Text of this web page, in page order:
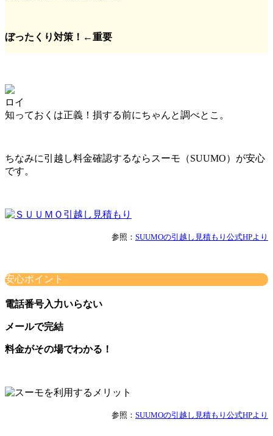
ぼったくり対策！←重要
ロイ
知っておくは正義！損する前にちゃんと調べとこ。
ちなみに引越し料金確認するならスーモ（SUUMO）が安心
です。
参照： SUUMOの引越し見積もり公式HPより
安心ポイント
電話番号入力いらない
メールで完結
料金がその場でわかる！
参照： SUUMOの引越し見積もり公式HPより